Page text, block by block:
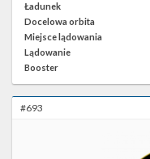
Ładunek
Docelowa orbita
Miejsce lądowania
Lądowanie
Booster
#693